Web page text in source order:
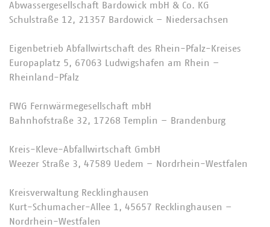
Abwassergesellschaft Bardowick mbH & Co. KG
Schulstraße 12, 21357 Bardowick – Niedersachsen
Eigenbetrieb Abfallwirtschaft des Rhein-Pfalz-Kreises
Europaplatz 5, 67063 Ludwigshafen am Rhein –
Rheinland-Pfalz
FWG Fernwärmegesellschaft mbH
Bahnhofstraße 32, 17268 Templin – Brandenburg
Kreis-Kleve-Abfallwirtschaft GmbH
Weezer Straße 3, 47589 Uedem – Nordrhein-Westfalen
Kreisverwaltung Recklinghausen
Kurt-Schumacher-Allee 1, 45657 Recklinghausen –
Nordrhein-Westfalen